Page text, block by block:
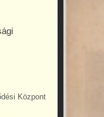
Központ